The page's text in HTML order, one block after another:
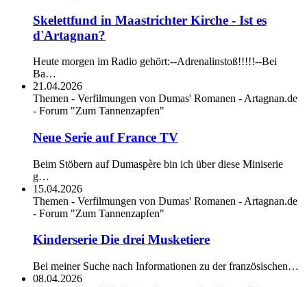
Skelettfund in Maastrichter Kirche - Ist es
d'Artagnan?
Heute morgen im Radio gehört:--Adrenalinstoß!!!!!--Bei
Ba…
21.04.2026
Themen - Verfilmungen von Dumas' Romanen - Artagnan.de
- Forum "Zum Tannenzapfen"
Neue Serie auf France TV
Beim Stöbern auf Dumaspère bin ich über diese Miniserie
g…
15.04.2026
Themen - Verfilmungen von Dumas' Romanen - Artagnan.de
- Forum "Zum Tannenzapfen"
Kinderserie Die drei Musketiere
Bei meiner Suche nach Informationen zu der französischen…
08.04.2026